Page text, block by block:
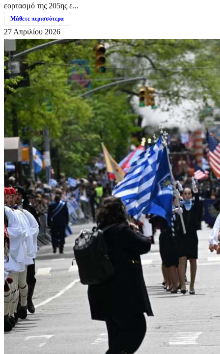
εορτασμό της 205ης ε...
Μάθετε περισσότερα
27 Απριλίου 2026